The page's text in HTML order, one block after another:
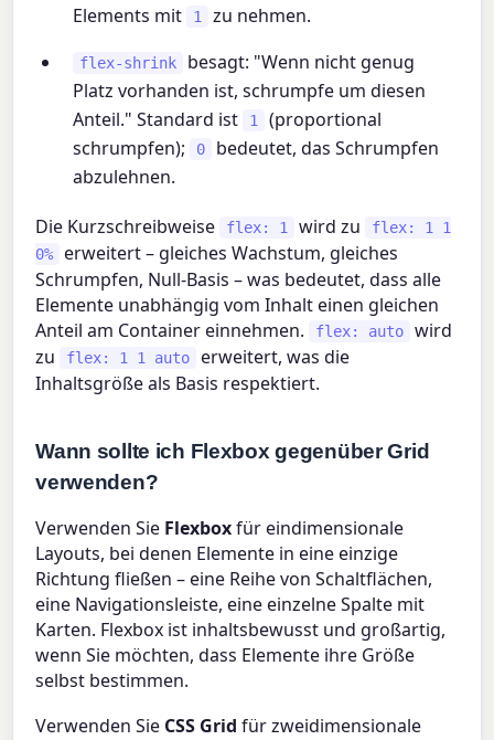
Elements mit 1 zu nehmen.
flex-shrink
besagt: "Wenn nicht genug
Platz vorhanden ist, schrumpfe um diesen
Anteil." Standard ist
1
(proportional
schrumpfen);
0
bedeutet, das Schrumpfen
abzulehnen.
Die Kurzschreibweise flex: 1 wird zu
flex: 1 1
0%
erweitert – gleiches Wachstum, gleiches
Schrumpfen, Null-Basis – was bedeutet, dass alle
Elemente unabhängig vom Inhalt einen gleichen
Anteil am Container einnehmen.
flex: auto
wird
zu
flex: 1 1 auto
erweitert, was die
Inhaltsgröße als Basis respektiert.
Wann sollte ich Flexbox gegenüber Grid
verwenden?
Verwenden Sie Flexboxfür eindimensionale
Layouts, bei denen Elemente in eine einzige
Richtung fließen – eine Reihe von Schaltflächen,
eine Navigationsleiste, eine einzelne Spalte mit
Karten. Flexbox ist inhaltsbewusst und großartig,
wenn Sie möchten, dass Elemente ihre Größe
selbst bestimmen.
Verwenden Sie CSS Grid für zweidimensionale